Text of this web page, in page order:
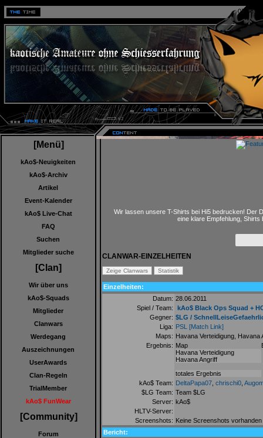
[Menü]
kAo$-Neuigkeiten
kAo$-Archiv
Artikel
Event-Kalender
kAo$ Live-Chat
FAQ
Suchen
Mitglieder suche
[Clan]
Wir über uns
kAo$-Squads
Mitglieder
Clanwars
Werdegang
Auszeichnungen
UserAwards
Clan-Regeln
TrialMember
kAo$ FunWear
[Community]
Forum
Wir lassen unsere T-Shirts bei Hi5 bedrucken! Der
eine klare Empfehlung,
CLANWAR-EINZELHEITEN
Einzelheiten:
Datum: 28.06.2011
Spiel / Team:
kAo$ Black Ops Squad +
Gegner: $LG /
Liga: PSL [Match Link]
Maps: Havana Verteidigung, Havana
Ergebnis: Map
Havana Verteidigung
Havana Angriff
totales Ergebnis
kAo$ Team: DeltaPapa07 chrischi0
$LG Team: Team $LG
Server: kAo$
HLTV-Server:
Screenshots: Keine Screenshots vorhanden
Bericht: